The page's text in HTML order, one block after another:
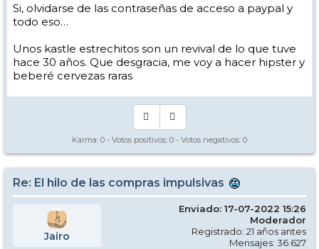
Si, olvidarse de las contraseñas de acceso a paypal y
todo eso…
Unos kastle estrechitos son un revival de lo que tuve
hace 30 años. Que desgracia, me voy a hacer hipster y
beberé cervezas raras
Karma: 0 - Votos positivos: 0 - Votos negativos: 0
Re: El hilo de las compras impulsivas
Jairo
Enviado: 17-07-2022 15:26
Moderador
Registrado: 21 años antes
Mensajes: 36.627